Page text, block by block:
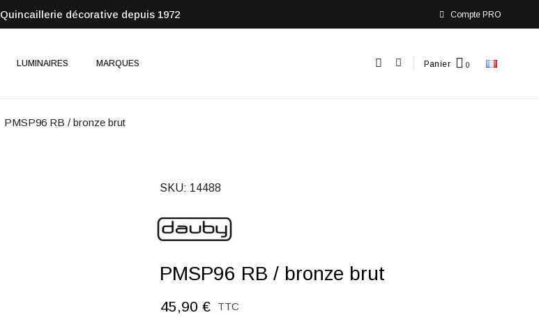
Quincaillerie décorative depuis 1972 Compte PRO
LUMINAIRES MARQUES Panier
PMSP96 RB / bronze brut
SKU 14488
PMSP96 RB / bronze brut
45,90 € TTC